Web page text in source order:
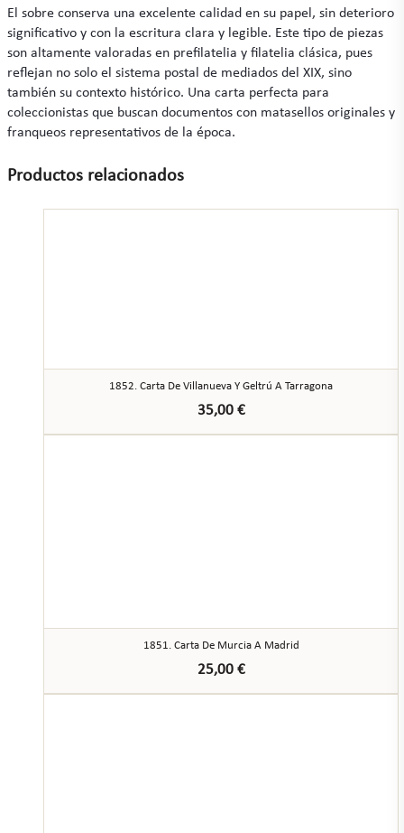
El sobre conserva una excelente calidad en su papel, sin deterioro
significativo y con la escritura clara y legible. Este tipo de piezas
son altamente valoradas en prefilatelia y filatelia clásica, pues
reflejan no solo el sistema postal de mediados del XIX, sino
también su contexto histórico. Una carta perfecta para
coleccionistas que buscan documentos con matasellos originales y
franqueos representativos de la época.
Productos relacionados
1852. Carta De Villanueva Y Geltrú A Tarragona
35,00 €
1851. Carta De Murcia A Madrid
25,00 €